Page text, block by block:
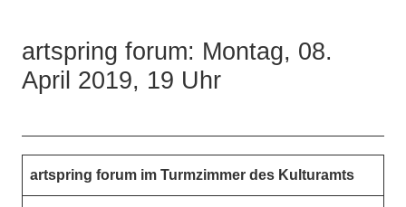
artspring forum: Montag, 08.
April 2019, 19 Uhr
artspring forum im Turmzimmer des Kulturamts